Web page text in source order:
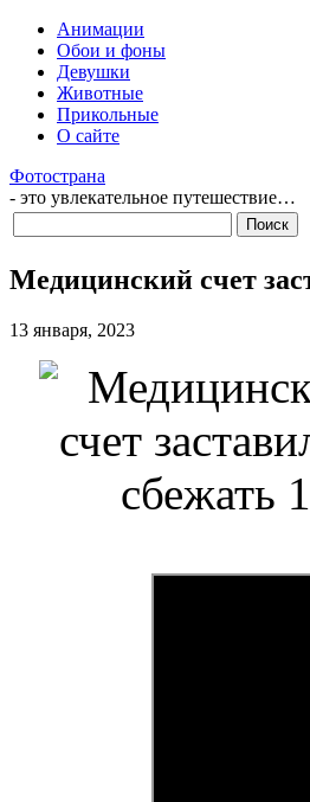
Анимации
Обои и фоны
Девушки
Животные
Прикольные
О сайте
Фотострана
- это увлекательное путешествие…
Медицинский счет
13 января, 2023